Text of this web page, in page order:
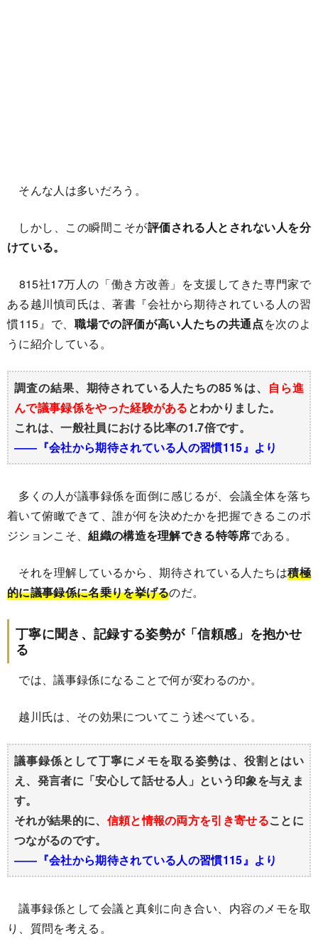
そんな人は多いだろう。
しかし、この瞬間こそが評価される人とされない人を分
けている。
815社17万人の「働き方改善」を支援してきた専門家で
ある越川慎司氏は、著書『会社から期待されている人の習
慣115』で、 職場での評価が高い人たちの共通点を次のよ
うに紹介している。
調査の結果、期待されている人たちの85％は、 自ら進
んで議事録係をやった経験があるとわかりました。
これは、一般社員における比率の1.7倍です。
――『会社から期待されている人の習慣115』より
多くの人が議事録係を面倒に感じるが、会議全体を落ち
着いて俯瞰できて、誰が何を決めたかを把握できるこのポ
ジションこそ、組織の構造を理解できる特等席である。
それを理解しているから、期待されている人たちは積極
的に議事録係に名乗りを挙げるのだ。
丁寧に聞き、記録する姿勢が「信頼感」を抱かせ
る
では、議事録係になることで何が変わるのか。
越川氏は、その効果についてこう述べている。
議事録係として丁寧にメモを取る姿勢は、役割とはい
え、発言者に「安心して話せる人」という印象を与えま
す。
それが結果的に、 信頼と情報の両方を引き寄せることに
つながるのです。
――『会社から期待されている人の習慣115』より
議事録係として会議と真剣に向き合い、内容のメモを取
り、質問を考える。